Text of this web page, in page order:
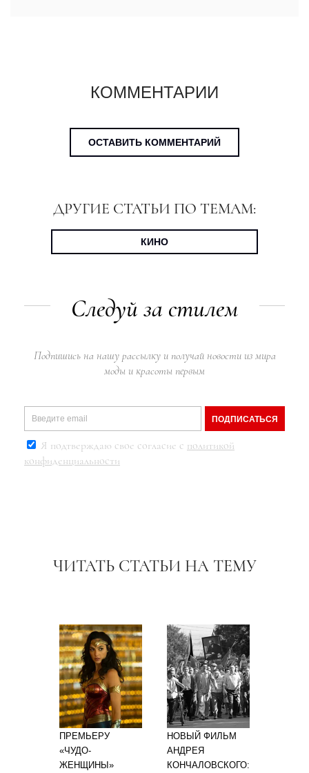
КОММЕНТАРИИ
ОСТАВИТЬ КОММЕНТАРИЙ
ДРУГИЕ СТАТЬИ ПО ТЕМАМ:
КИНО
Следуй за стилем
Подпишись на нашу рассылку и получай новости из мира
моды и красоты первым
ПОДПИСАТЬСЯ
Я подтверждаю свое согласие с политикой
конфиденциальности
ЧИТАТЬ СТАТЬИ НА ТЕМУ
ПРЕМЬЕРУ
«ЧУДО-
ЖЕНЩИНЫ»
НОВЫЙ ФИЛЬМ
АНДРЕЯ
КОНЧАЛОВСКОГО: